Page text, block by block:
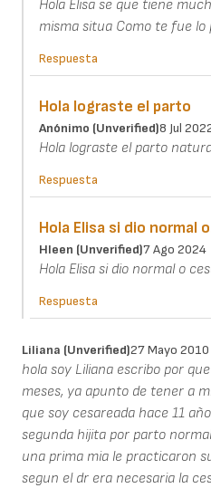
Hola Elisa se que tiene
misma situa Como te fue
Respuesta
Hola lograste el parto
Anónimo (unverified)8 Jul
Hola lograste el parto
Respuesta
Hola Elisa si dio normal
Hleen (unverified)7 Ago 2024
Hola Elisa si dio normal o
Respuesta
Liliana (unverified)27 Mayo 2010
hola soy Liliana escribo por
meses, ya apunto de tener a
que soy cesareada hace 11
segunda hijita por parto
una prima mia le practicaron
segun el dr era necesaria la